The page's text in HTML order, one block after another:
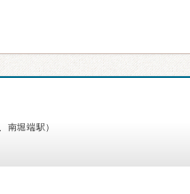
南堀端駅）